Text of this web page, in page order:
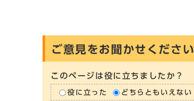
ご意見をお聞かせください
このページは役に立ちましたか？
役に立った どちらともいえない